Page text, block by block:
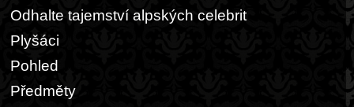
Odhalte tajemství alpských celebrit
Plyšáci
Pohled
Předměty